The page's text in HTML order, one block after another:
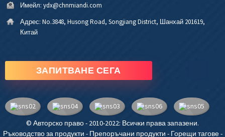
Имейл: ydx@chnmiandi.com
Адрес: No.3848, Husong Road, Songjiang District, Шанхай 201619,
Китай
ЗАПИТВАНЕ СЕГА
© Авторско право - 2010-2022: Всички права запазени.
Ръководство за продукти - Препоръчани продукти - Горещи тагове-